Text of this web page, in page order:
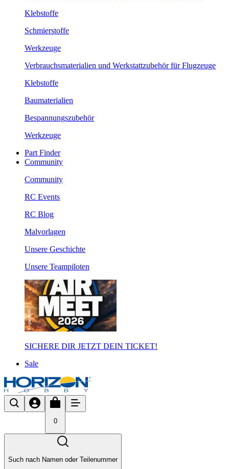
Klebstoffe
Schmierstoffe
Werkzeuge
Verbrauchsmaterialien und Werkstattzubehör für Flugzeuge
Klebstoffe
Baumaterialien
Bespannungszubehör
Werkzeuge
Part Finder
Community
Community
RC Events
RC Blog
Malvorlagen
Unsere Geschichte
Unsere Teampiloten
SICHERE DIR JETZT DEIN TICKET!
Sale
0
Such nach Namen oder Teilenummer